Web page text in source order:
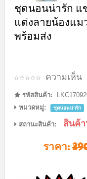
ชุดนอนน่ารัก แ
แต่งลายน้องแม
พร้อมส่ง
ความเห็น
รหัสสินค้า:
หมวดหมู่:
ชุดนอนน่ารัก
สถานะสินค้า: สินค้
ราคา: